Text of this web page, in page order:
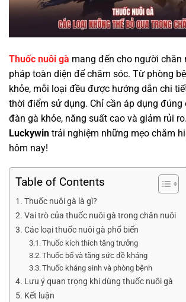
Thuốc nuôi gà mang đến cho người chăn
pháp toàn diện để chăm sóc. Từ phòng
khỏe, mỗi loại đều được hướng dẫn chi
thời điểm sử dụng. Chỉ cần áp dụng đúng
đàn gà khỏe, năng suất cao và giảm rủi
Luckywin trải nghiệm những mẹo chăm
hôm nay!
Table of Contents
Thuốc nuôi gà là gì?
Vai trò của thuốc nuôi gà trong chăn nuôi
Các loại thuốc nuôi gà phổ biến
Thuốc kích thích tăng trưởng
Thuốc bổ và tăng sức đề kháng
Thuốc kháng sinh và phòng bệnh
Lưu ý quan trọng khi dùng thuốc nuôi gà
Kết luận